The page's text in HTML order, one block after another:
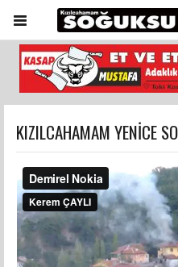
KIZILCAHAMAM YENİCE